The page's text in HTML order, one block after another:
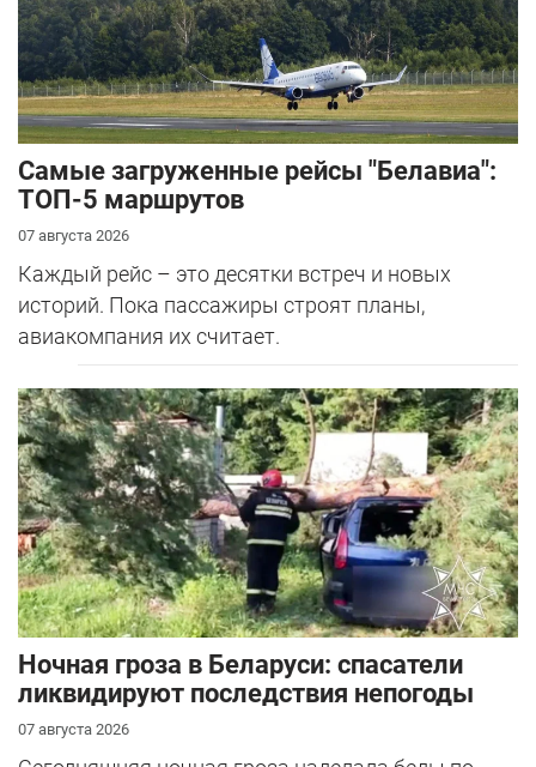
Самые загруженные рейсы "Белавиа":
ТОП-5 маршрутов
07 августа 2026
Каждый рейс – это десятки встреч и новых
историй. Пока пассажиры строят планы,
авиакомпания их считает.
Ночная гроза в Беларуси: спасатели
ликвидируют последствия непогоды
07 августа 2026